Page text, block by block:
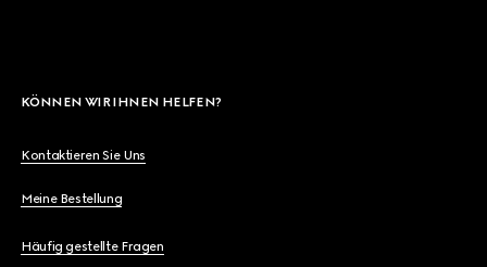
KÖNNEN WIR IHNEN HELFEN?
Kontaktieren Sie Uns
Meine Bestellung
Häufig gestellte Fragen